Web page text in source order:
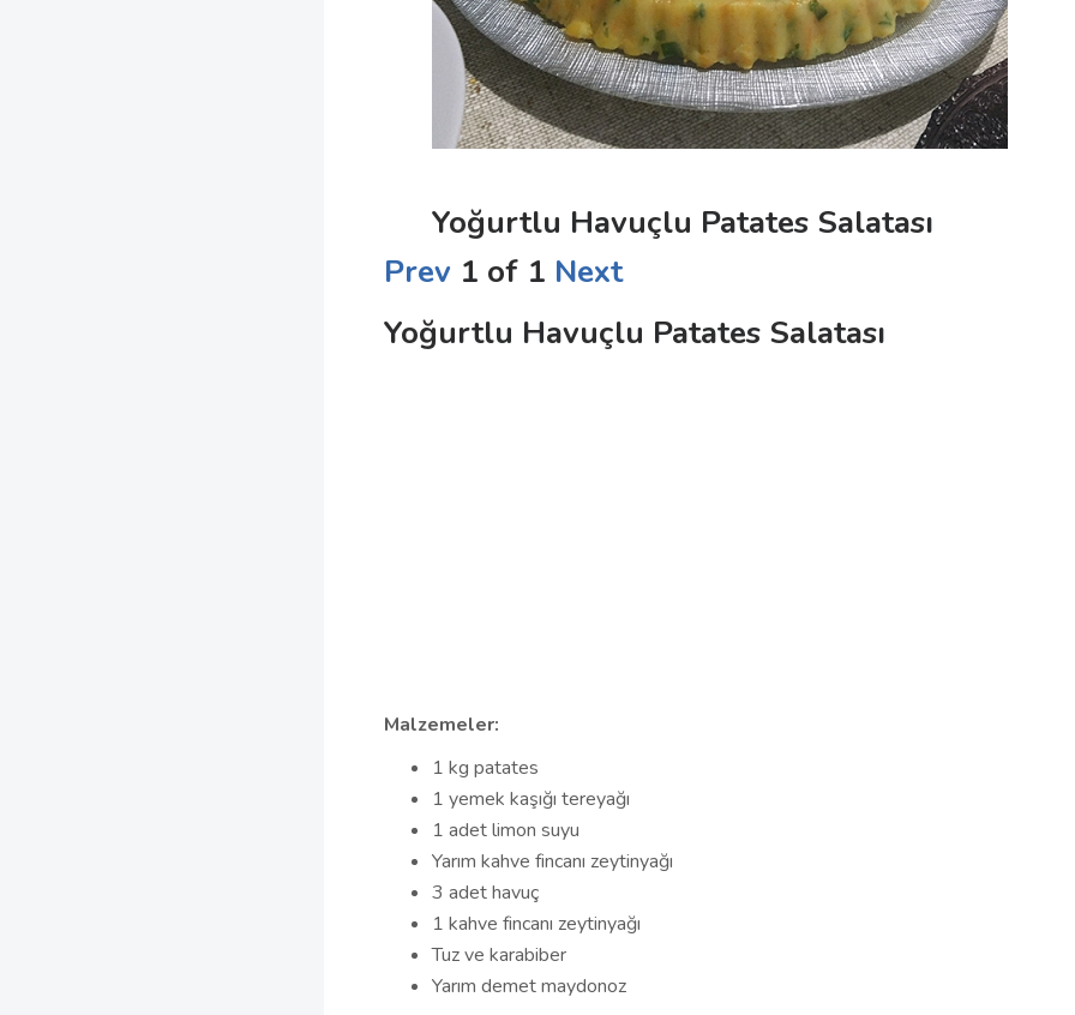
Yoğurtlu Havuçlu Patates Salatası
Prev 1 of 1 Next
Yoğurtlu Havuçlu Patates Salatası
Malzemeler:
1 kg patates
1 yemek kaşığı tereyağı
1 adet limon suyu
Yarım kahve fincanı zeytinyağı
3 adet havuç
1 kahve fincanı zeytinyağı
Tuz ve karabiber
Yarım demet maydonoz